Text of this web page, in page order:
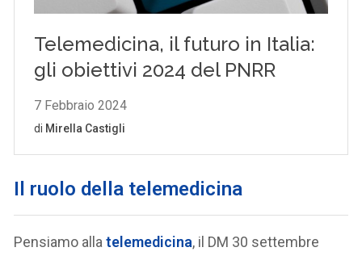
Il ruolo della telemedicina
Pensiamo allatelemedicina, il DM 30 settembre